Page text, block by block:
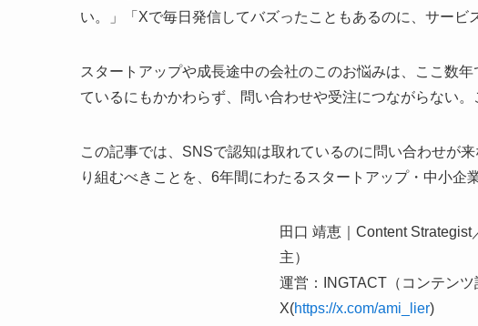
い。」「Xで毎日発信してバズったこともあるのに、サービ
スタートアップや成長途中の会社のこのお悩みは、ここ数
ているにもかかわらず、問い合わせや受注につながらない
この記事では、SNSで認知は取れているのに問い合わせが
り組むべきことを、6年間にわたるスタートアップ・中小企
田口 靖恵｜Content
主）
運営：INGTACT（コンテンツ
X(https://x.com/ami_lier)